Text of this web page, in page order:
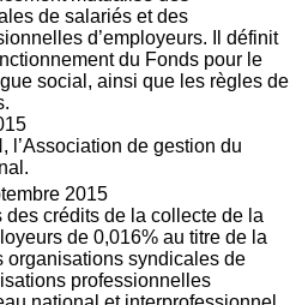
de salariés et des
d’employeurs. Il définit
du Fonds pour le
social, ainsi que les règles de
l’Association de gestion du
2015
des crédits de la collecte de la
de 0,016% au titre de la
organisations syndicales de
professionnelles